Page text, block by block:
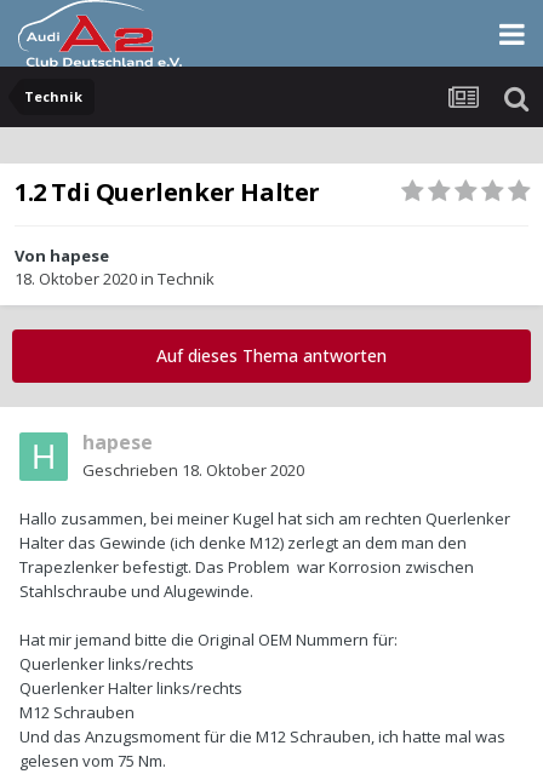
Technik
1.2 Tdi Querlenker Halter
Von hapese
18. Oktober 2020in Technik
Auf dieses Thema antworten
hapese
Geschrieben 18. Oktober 2020
Hallo zusammen, bei meiner Kugel hat sich am rechten Querlenker
Halter das Gewinde (ich denke M12) zerlegt an dem man den
Trapezlenker befestigt. Das Problem war Korrosion zwischen
Stahlschraube und Alugewinde.
Hat mir jemand bitte die Original OEM Nummern für:
Querlenker links/rechts
Querlenker Halter links/rechts
M12 Schrauben
Und das Anzugsmoment für die M12 Schrauben, ich hatte mal was
gelesen vom 75 Nm.